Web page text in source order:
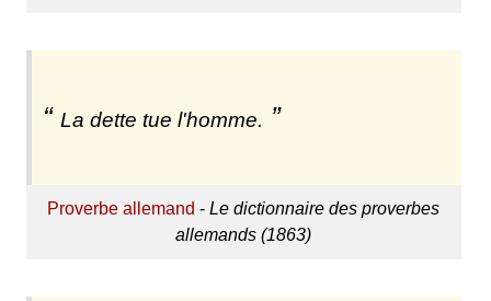
La dette tue l'homme.
Proverbe allemand -Le dictionnaire des proverbes
allemands (1863)